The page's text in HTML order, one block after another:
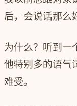
后，会说话那么
为什么？听到一
他特别多的语气
难受。